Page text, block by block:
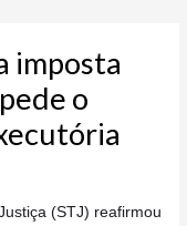
imposta
o
(STJ) reafirmou